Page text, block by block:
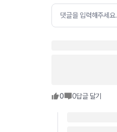
댓글을 입력해주세요.
0 0답글 달기